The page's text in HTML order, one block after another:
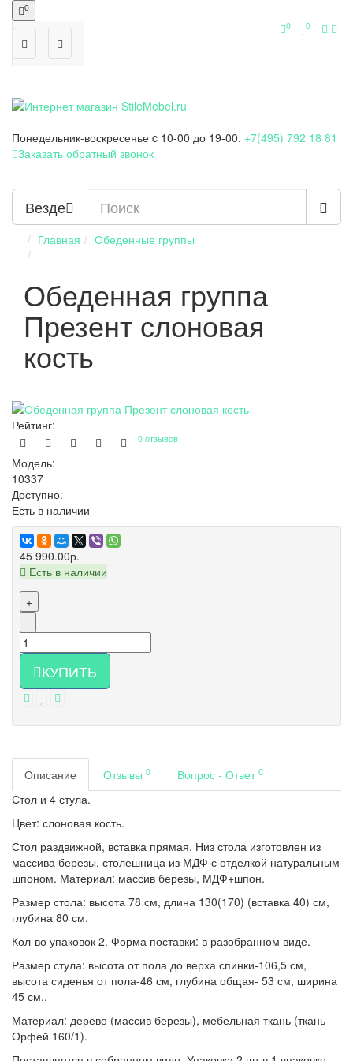
0
0
0
Понедельник-воскресенье c 10-00 до 19-00. +7(495) 792 18 81
Заказать обратный звонок
Везде
Главная Обеденные группы
Обеденная группа
Презент слоновая
кость
Рейтинг:
0 отзывов
Модель:
10337
Доступно:
Есть в наличии
45 990.00р.
Есть в наличии
+
-
КУПИТЬ
Описание Отзывы 0 Вопрос - Ответ 0
Стол и 4 стула.
Цвет: слоновая кость.
Стол раздвижной, вставка прямая. Низ стола изготовлен из
массива березы, столешница из МДФ с отделкой натуральным
шпоном. Материал: массив березы, МДФ+шпон.
Размер стола: высота 78 см, длина 130(170) (вставка 40) см,
глубина 80 см.
Кол-во упаковок 2. Форма поставки: в разобранном виде.
Размер стула: высота от пола до верха спинки-106,5 см,
высота сиденья от пола-46 см, глубина общая- 53 см, ширина
45 см..
Материал: дерево (массив березы), мебельная ткань (ткань
Орфей 160/1).